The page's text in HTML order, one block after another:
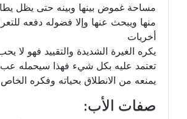
مساحة غموض بينها وبينه حتى يظل
منها ويبحث عنها وإلا فضوله دفعه
أخريات
يكره الغيرة الشديدة والتقييد فهو لا
تعتمد عليه بكل شيء فهذا سيحمله
يمنعه من الانطلاق بحياته وفكره الخاص
صفات الأب: